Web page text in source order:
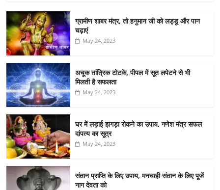
ग्रामीण शाबर मंत्र, तो हनुमान जी को लड्डू और पान
चढ़ाएं
May 24, 2023
अचूक तांत्रिक टोटके, पीपल में सूत लपेटने से भी
मिलती है सफलता
May 24, 2023
घर में लड़ाई झगड़ा रोकने का उपाय, गणेश मंत्र सफल
दांपत्य का सूत्र
May 24, 2023
संतान प्राप्ति के लिए उपाय, मनचाही संतान के लिए पूजें
नाग देवता को